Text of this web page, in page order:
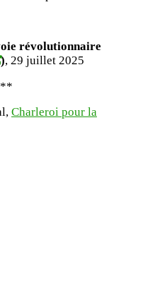
révolutionnaire
), 29 juillet 2025
Charleroi pour la